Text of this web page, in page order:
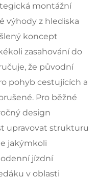
montážní
výhody z hlediska
koncept
zasahování do
že původní
pohyb cestujících a
Pro běžné
design
upravovat strukturu
jakýmkoli
jízdní
v oblasti